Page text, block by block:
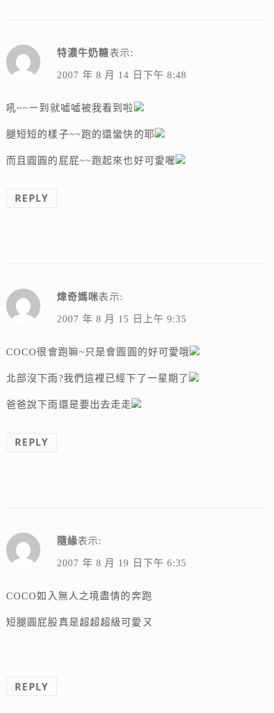
特濃牛奶糖表示:
2007 年 8 月 14 日下午 8:48
吼~~ㄧ到就噓噓被我看到啦
腿短短的樣子~~跑的還蠻快的耶
而且圓圓的屁屁~~跑起來也好可愛喔
REPLY
煒奇媽咪表示:
2007 年 8 月 15 日上午 9:35
COCO很會跑嘛~只是會圓圓的好可愛哦
北部沒下雨?我們這裡已經下了一星期了
爸爸說下雨還是要出去走走
REPLY
隨緣表示:
2007 年 8 月 19 日下午 6:35
COCO如入無人之境盡情的奔跑
短腿圓屁股真是超超超級可愛ㄡ
REPLY